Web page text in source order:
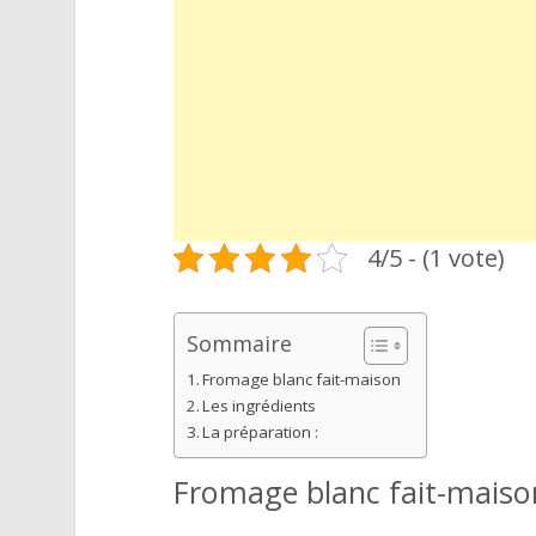
4/5 - (1 vote)
Sommaire
Fromage blanc fait-maison
Les ingrédients
La préparation :
Fromage blanc fait-